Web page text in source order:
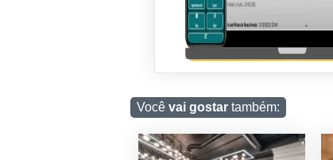
Você vai gostartambém: